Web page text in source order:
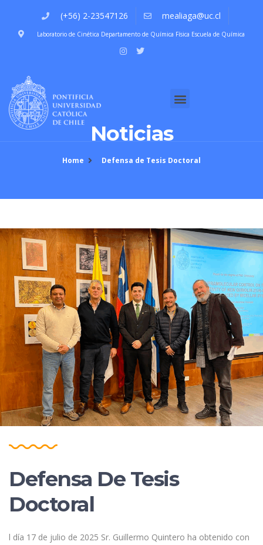
(+56) 2-23547126 mealiaga@uc.cl
Laboratorio de Cinética Departamento de Química Física Escuela de Química
Noticias
Home Defensa de Tesis Doctoral
Defensa De Tesis
Doctoral
l día 17 de julio de 2025 Sr. Guillermo Quintero ha obtenido con